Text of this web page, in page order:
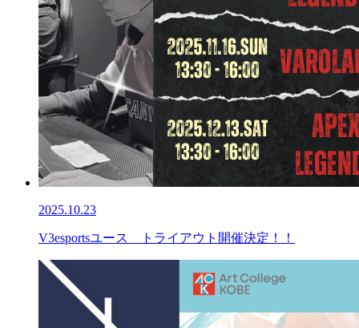
2025.10.23
V3esportsユース トライアウト開催決定！！